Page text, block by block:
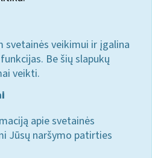
svetainės veikimui ir įgalina
Be šių slapukų
veikti.
apie svetainės
Jūsų naršymo patirties